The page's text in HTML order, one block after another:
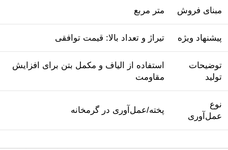
مبنای فروش متر مربع
پیشنهاد ویژه تیراژ و تعداد بالا: قیمت توافقی
توضیحات
تولید
استفاده از الیاف و مکمل بتن برای افزایش
مقاومت
نوع
عمل‌آوری
پخته/عمل‌آوری در گرمخانه